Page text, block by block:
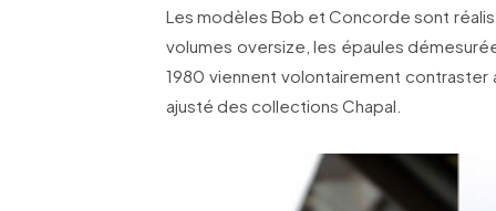
Les modèles Bob et Concorde sont
volumes oversize, les épaules
1980 viennent volontairement
ajusté des collections Chapal.